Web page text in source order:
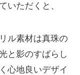
いただくと、
ル素材は真珠の
と影のすばらし
心地良いデザイ